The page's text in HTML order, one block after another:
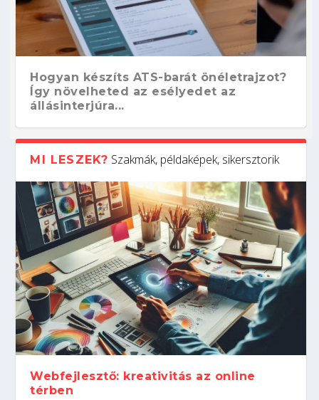
Hogyan készíts ATS-barát önéletrajzot?
Így növelheted az esélyedet az
állásinterjúra...
Kitalálod, mire használják ezeket a
gépeket?
Nem sikerült az egyetemi felvételi?
Tanulj szakmát!
Szoftverfejlesztő: verseny kódban –
amikor néhány sor program dönti el a
világversenyt...
Digitális detox – hogyan kapcsolódj ki
telefon nélkül?
MI LESZEK? Szakmák, példaképek, sikersztorik
Webfejlesztő: kreativitás az online
térben